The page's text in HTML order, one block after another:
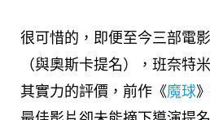
很可惜的，即便至今三部電
（與奧斯卡提名），班奈特
其實力的評價，前作《魔球